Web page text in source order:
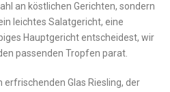
an köstlichen Gerichten, sondern
leichtes Salatgericht, ​eine
Hauptgericht entscheidest, ⁤wir‍
passenden Tropfen parat.
Glas Riesling, der